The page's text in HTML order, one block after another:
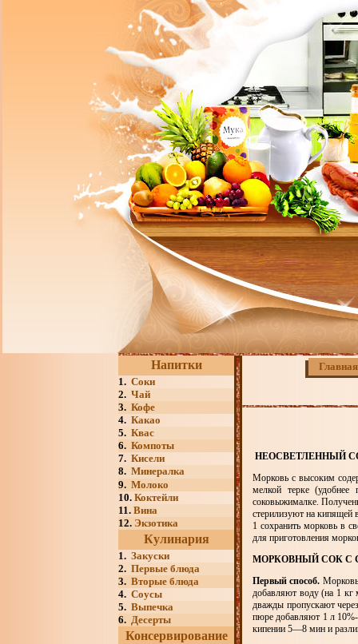
Напитки
1. Соки
2. Чай
3. Кофе
4. Какао
5. Квас
6. Компоты
7. Кисели
8. Минералка
9. Молоко
10. Коктейли
11. Вина
12. Экзотика
Кулинария
1. Закуски
2. Первые блюда
3. Вторые блюда
4. Соусы
5. Выпечка
6. Десерты
Консервирование
Главная
НЕОСВЕТЛЕННЫЙ
Морковь с высоким
мелкой терке
соковыжималке.
стерилизуют на
1 сохранить морковь в
для приготовления
МОРКОВНЫЙ СОК С
Первый способ.
добавляют воду (на 1 кг
дважды пропускают
пюре добавляют 1 л
кипении 5—8 мин и